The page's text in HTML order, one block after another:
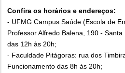
Confira os horários e endereços:
- UFMG Campus Saúde (Escola de
Professor Alfredo Balena, 190 -
das 12h às 20h;
- Faculdade Pitágoras: rua dos
Funcionamento das 8h às 20h;